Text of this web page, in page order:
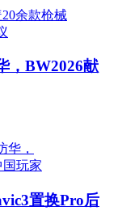
，BW2026献
置换Pro后